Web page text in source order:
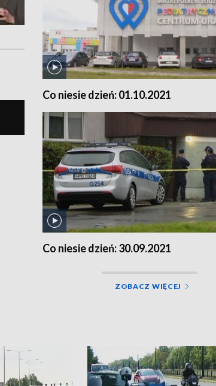
Co niesie dzień: 01.10.2021
Co niesie dzień: 30.09.2021
ZOBACZ WIĘCEJ